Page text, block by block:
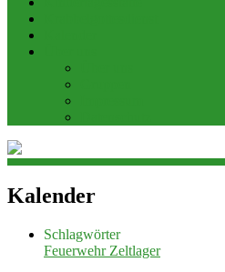
Kalender
Schlagwörter
Feuerwehr Zeltlager